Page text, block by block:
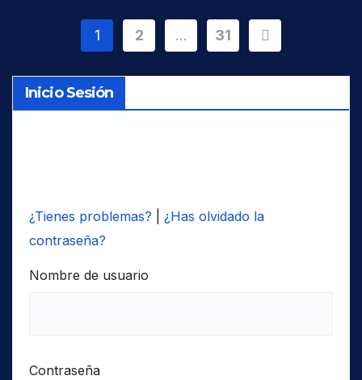
Paginación
de
entradas
1 2 … 31
Inicio Sesión
¿Tienes problemas?
¿Has olvidado la
contraseña?
Nombre de usuario
Contraseña